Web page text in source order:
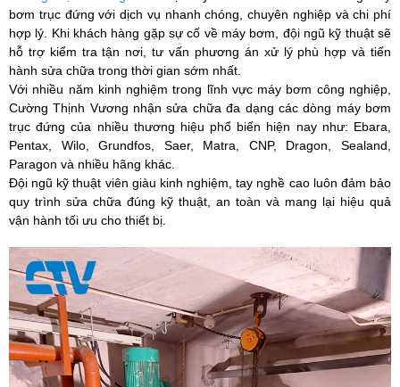
bơm trục đứng với dịch vụ nhanh chóng, chuyên nghiệp và chi phí
hợp lý. Khi khách hàng gặp sự cố về máy bơm, đội ngũ kỹ thuật sẽ
hỗ trợ kiểm tra tận nơi, tư vấn phương án xử lý phù hợp và tiến
hành sửa chữa trong thời gian sớm nhất.
Với nhiều năm kinh nghiệm trong lĩnh vực máy bơm công nghiệp,
Cường Thịnh Vương nhận sửa chữa đa dạng các dòng máy bơm
trục đứng của nhiều thương hiệu phổ biến hiện nay như: Ebara,
Pentax, Wilo, Grundfos, Saer, Matra, CNP, Dragon, Sealand,
Paragon và nhiều hãng khác.
Đội ngũ kỹ thuật viên giàu kinh nghiệm, tay nghề cao luôn đảm bảo
quy trình sửa chữa đúng kỹ thuật, an toàn và mang lại hiệu quả
vận hành tối ưu cho thiết bị.